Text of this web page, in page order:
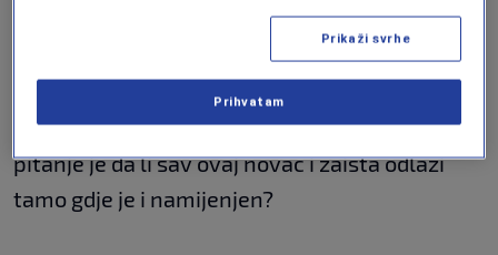
miliona KM, Republika Srpska 87 miliona KM, a
Brčko distrikt 4,5 miliona KM. Na bolje puteve
još čekamo, a imajući u vidu da veće cifre
otvaraju i više prostora za malverzacije,
pitanje je da li sav ovaj novac i zaista odlazi
tamo gdje je i namijenjen?
Prikaži svrhe
Prihvatam